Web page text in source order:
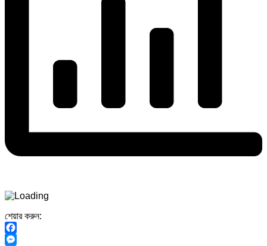
শেয়ার করুন:
Facebook